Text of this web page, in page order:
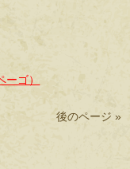
ゴ）
後のページ »